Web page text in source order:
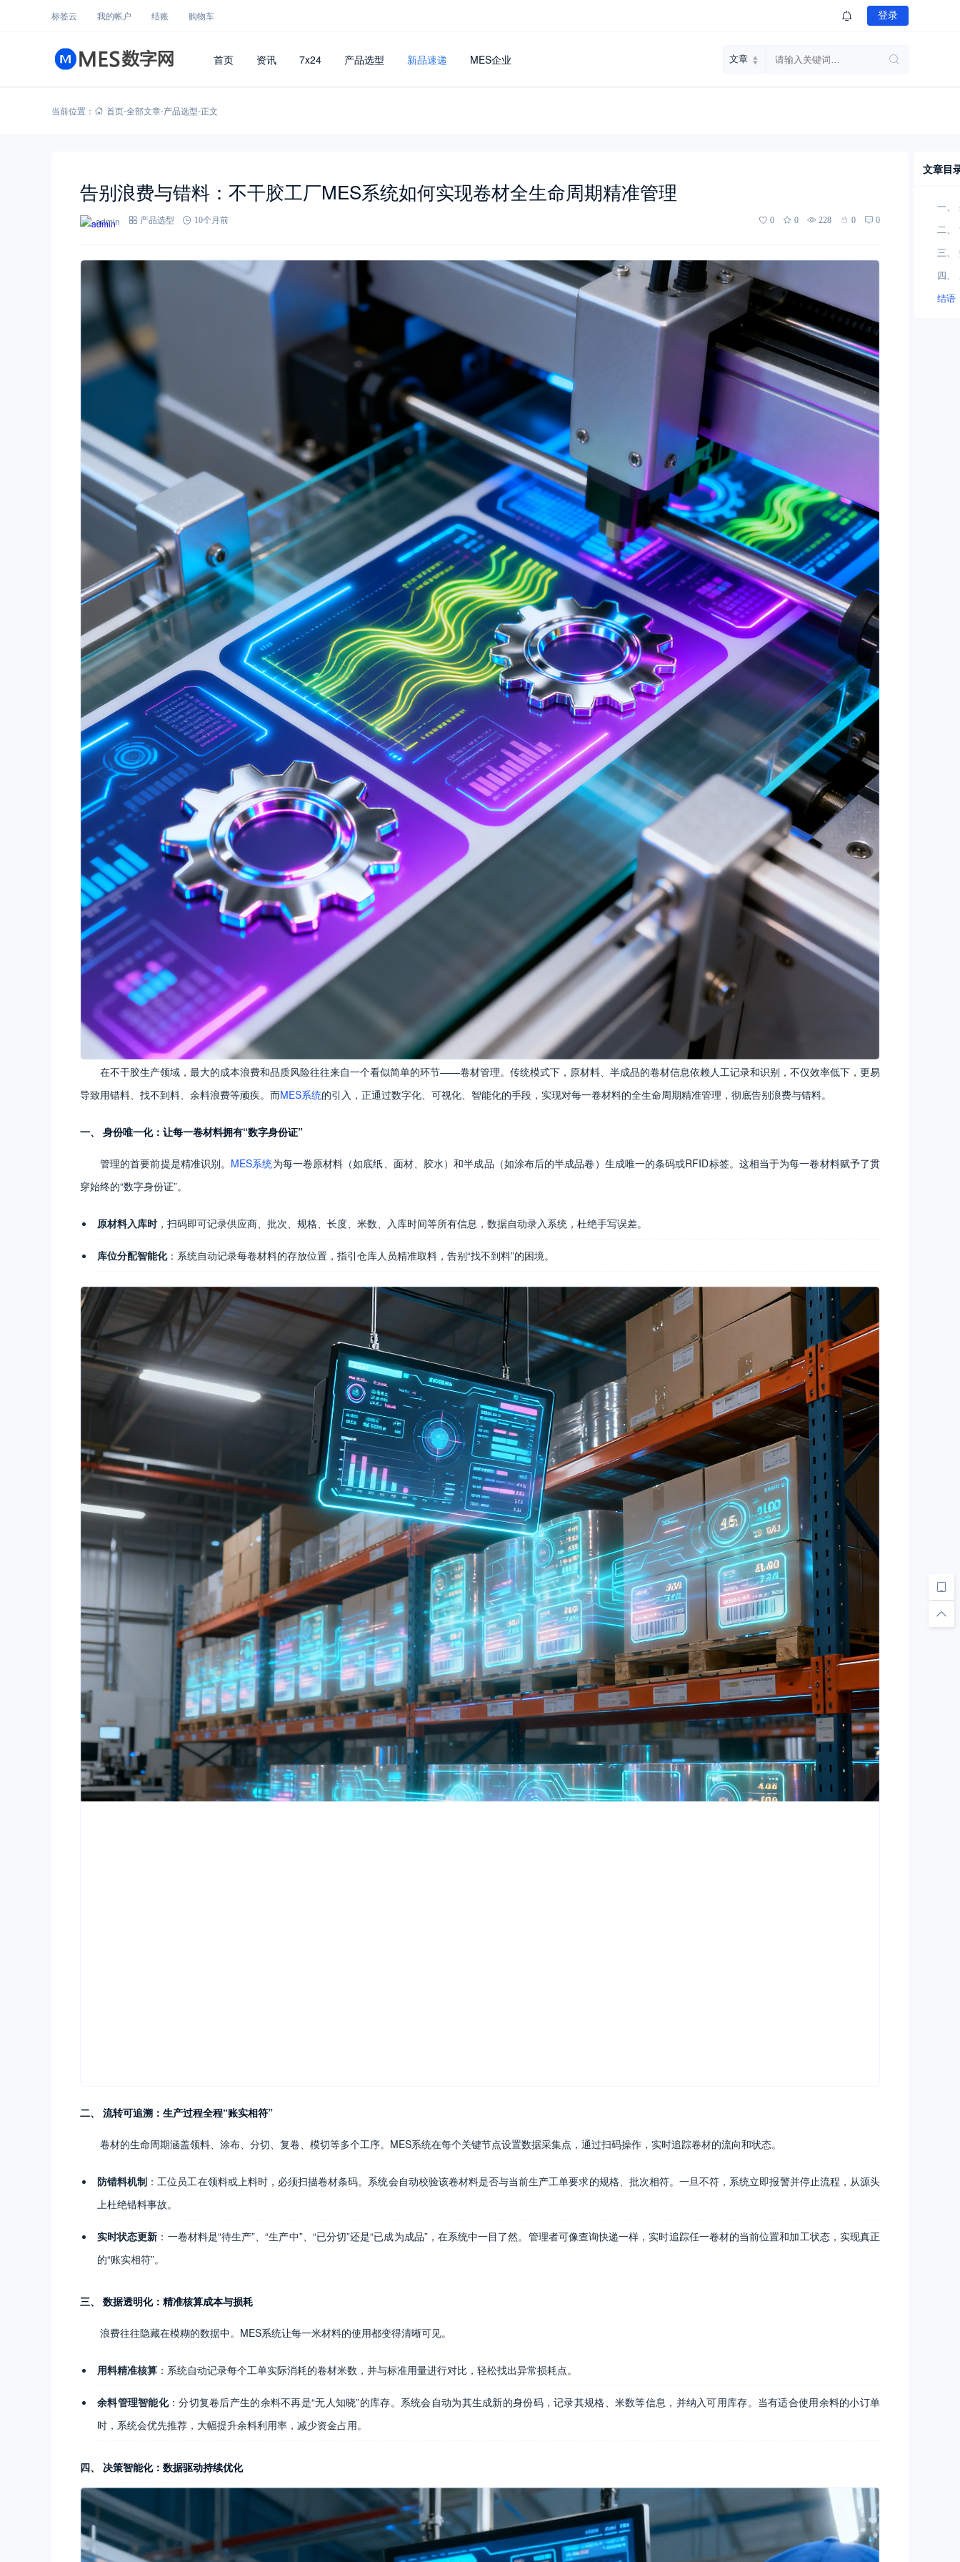
标签云 我的帐户 结账 购物车 登录
首页 资讯 7x24 产品选型 新品速递 MES企业
当前位置： 首页-全部文章-产品选型-正文
告别浪费与错料：不干胶工厂MES系统如何实现卷材全生命周期精准管理
admin 产品选型 10个月前 0 0 228 0 0
在不干胶生产领域，最大的成本浪费和品质风险往往来自一个看似简单的环节——卷材管理。传统模式下，原材料、半成品的卷材信息依赖人工记录和识别，不仅效率低下，更易
导致用错料、找不到料、余料浪费等顽疾。而MES系统的引入，正通过数字化、可视化、智能化的手段，实现对每一卷材料的全生命周期精准管理，彻底告别浪费与错料。
一、 身份唯一化：让每一卷材料拥有“数字身份证”
管理的首要前提是精准识别。 MES系统为每一卷原材料（如底纸、面材、胶水）和半成品（如涂布后的半成品卷）生成唯一的条码或RFID标签。这相当于为每一卷材料赋予了贯
穿始终的“数字身份证”。
原材料入库时 ，扫码即可记录供应商、批次、规格、长度、米数、入库时间等所有信息，数据自动录入系统，杜绝手写误差。
库位分配智能化：系统自动记录每卷材料的存放位置，指引仓库人员精准取料，告别“找不到料”的困境。
二、 流转可追溯：生产过程全程“账实相符”
卷材的生命周期涵盖领料、涂布、分切、复卷、模切等多个工序。MES系统在每个关键节点设置数据采集点，通过扫码操作，实时追踪卷材的流向和状态。
防错料机制 ：工位员工在领料或上料时，必须扫描卷材条码。系统会自动校验该卷材料是否与当前生产工单要求的规格、批次相符。一旦不符，系统立即报警并停止流程，从源头
上杜绝错料事故。
实时状态更新 ：一卷材料是“待生产”、“生产中”、“已分切”还是“已成为成品”，在系统中一目了然。管理者可像查询快递一样，实时追踪任一卷材的当前位置和加工状态，实现真正
的“账实相符”。
三、 数据透明化：精准核算成本与损耗
浪费往往隐藏在模糊的数据中。MES系统让每一米材料的使用都变得清晰可见。
用料精准核算 ：系统自动记录每个工单实际消耗的卷材米数，并与标准用量进行对比，轻松找出异常损耗点。
余料管理智能化：分切复卷后产生的余料不再是“无人知晓”的库存。系统会自动为其生成新的身份码，记录其规格、米数等信息，并纳入可用库存。当有适合使用余料的小订单
时，系统会优先推荐，大幅提升余料利用率，减少资金占用。
四、 决策智能化：数据驱动持续优化
文章目
一、
料拥
二、
程“
三、
本与
四、
续优
结语